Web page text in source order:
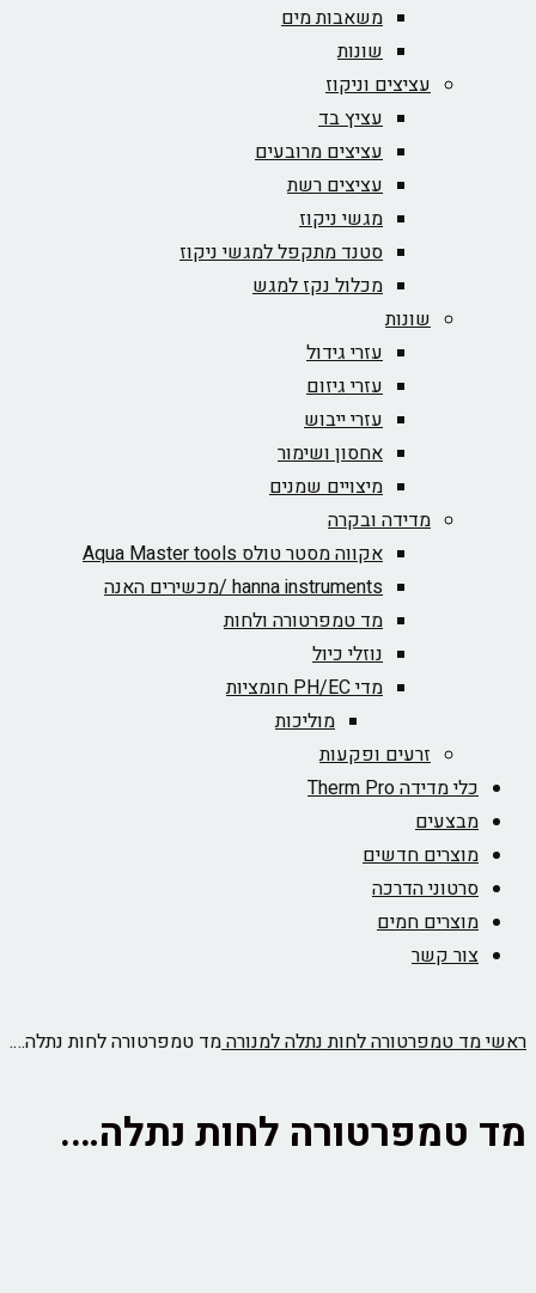
משאבות מים
שונות
עציצים וניקוז
עציץ בד
עציצים מרובעים
עציצים רשת
מגשי ניקוז
סטנד מתקפל למגשי ניקוז
מכלול נקז למגש
שונות
עזרי גידול
עזרי גיזום
עזרי ייבוש
אחסון ושימור
מיצויים שמנים
מדידה ובקרה
אקווה מסטר טולס Aqua Master tools
hanna instruments /מכשירים האנה
מד טמפרטורה ולחות
נוזלי כיול
מדי PH/EC חומציות
מוליכות
זרעים ופקעות
כלי מדידה Therm Pro
מבצעים
מוצרים חדשים
סרטוני הדרכה
מוצרים חמים
צור קשר
ראשימד טמפרטורה לחות נתלה למנורהמד טמפרטורה לחות נתלה….
מד טמפרטורה לחות נתלה….